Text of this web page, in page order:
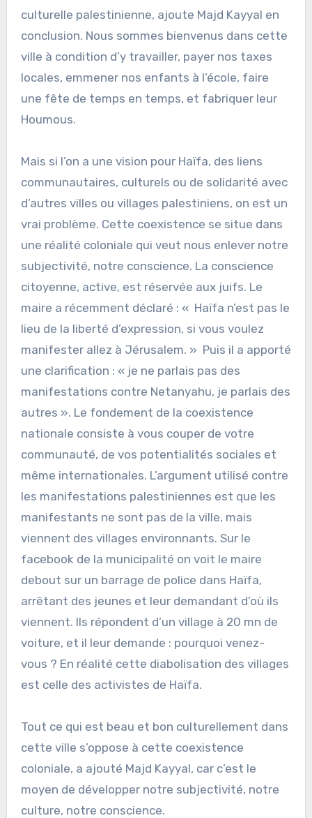
culturelle palestinienne, ajoute Majd Kayyal en
conclusion. Nous sommes bienvenus dans cette
ville à condition d’y travailler, payer nos taxes
locales, emmener nos enfants à l’école, faire
une fête de temps en temps, et fabriquer leur
Houmous.
Mais si l’on a une vision pour Haïfa, des liens
communautaires, culturels ou de solidarité avec
d’autres villes ou villages palestiniens, on est un
vrai problème. Cette coexistence se situe dans
une réalité coloniale qui veut nous enlever notre
subjectivité, notre conscience. La conscience
citoyenne, active, est réservée aux juifs. Le
maire a récemment déclaré : « Haïfa n’est pas le
lieu de la liberté d’expression, si vous voulez
manifester allez à Jérusalem. » Puis il a apporté
une clarification : « je ne parlais pas des
manifestations contre Netanyahu, je parlais des
autres ». Le fondement de la coexistence
nationale consiste à vous couper de votre
communauté, de vos potentialités sociales et
même internationales. L’argument utilisé contre
les manifestations palestiniennes est que les
manifestants ne sont pas de la ville, mais
viennent des villages environnants. Sur le
facebook de la municipalité on voit le maire
debout sur un barrage de police dans Haïfa,
arrêtant des jeunes et leur demandant d’où ils
viennent. Ils répondent d’un village à 20 mn de
voiture, et il leur demande : pourquoi venez-
vous ? En réalité cette diabolisation des villages
est celle des activistes de Haïfa.
Tout ce qui est beau et bon culturellement dans
cette ville s’oppose à cette coexistence
coloniale, a ajouté Majd Kayyal, car c’est le
moyen de développer notre subjectivité, notre
culture, notre conscience.